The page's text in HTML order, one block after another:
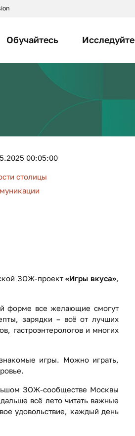
Обучайтесь Исследуйте
00:05:00
столицы
ЗОЖ-проект«Игры вкуса»,
форме все желающие смогут
зарядки – всё от лучших
гастроэнтерологов и многих
игры. Можно играть,
ЗОЖ-сообществе Москвы
всё лето читать важные
удовольствие, каждый день